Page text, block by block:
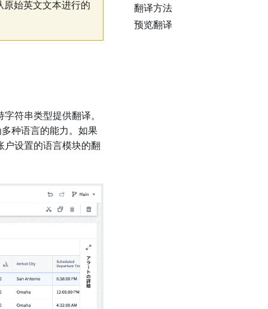
原始英文文本进行的
符串类型提供翻译。
种语言的能力。如果
户设置的语言模块的翻
翻译方法
预览翻译